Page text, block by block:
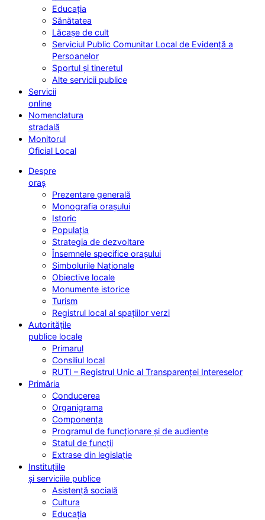
Educația
Sănătatea
Lăcașe de cult
Serviciul Public Comunitar Local de Evidență a
Persoanelor
Sportul și tineretul
Alte servicii publice
Servicii
online
Nomenclatura
stradală
Monitorul
Oficial Local
Despre
oraș
Prezentare generală
Monografia orașului
Istoric
Populația
Strategia de dezvoltare
Însemnele specifice orașului
Simbolurile Naționale
Obiective locale
Monumente istorice
Turism
Registrul local al spațiilor verzi
Autoritățile
publice locale
Primarul
Consiliul local
RUTI – Registrul Unic al Transparenței Intereselor
Primăria
Conducerea
Organigrama
Componența
Programul de funcționare și de audiențe
Statul de funcții
Extrase din legislație
Instituțiile
și serviciile publice
Asistență socială
Cultura
Educația